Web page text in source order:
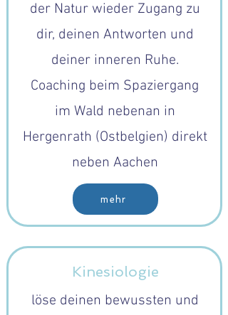
der Natur wieder Zugang zu
dir, deinen Antworten und
deiner inneren Ruhe.
Coaching beim Spaziergang
im Wald nebenan in
Hergenrath (Ostbelgien) direkt
neben Aachen
mehr
Kinesiologie
löse deinen bewussten und